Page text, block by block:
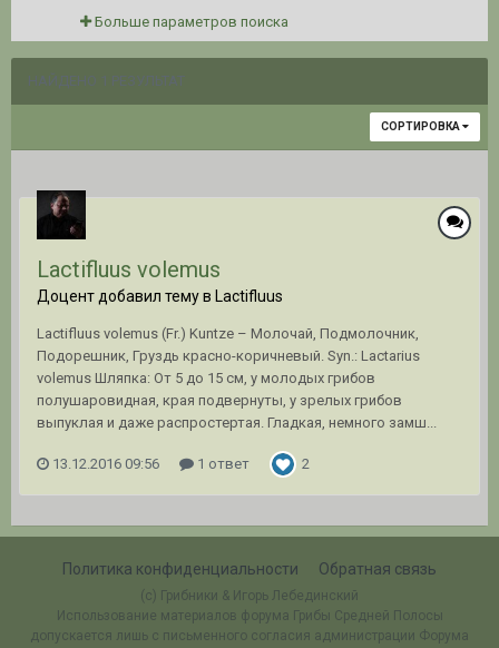
Больше параметров поиска
НАЙДЕНО 1 РЕЗУЛЬТАТ
СОРТИРОВКА
Lactifluus volemus
Доцент добавил тему в Lactifluus
Lactifluus volemus (Fr.) Kuntze – Молочай, Подмолочник,
Подорешник, Груздь красно-коричневый. Syn.: Lactarius
volemus Шляпка: От 5 до 15 см, у молодых грибов
полушаровидная, края подвернуты, у зрелых грибов
выпуклая и даже распростертая. Гладкая, немного замш...
13.12.2016 09:56 1 ответ 2
Политика конфиденциальности Обратная связь
(c) Грибники & Игорь Лебединский
Использование материалов форума Грибы Средней Полосы
допускается лишь с письменного согласия администрации Форума